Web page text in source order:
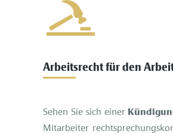
Arbeitsrecht für den
Sehen Sie sich einer
Mitarbeiter